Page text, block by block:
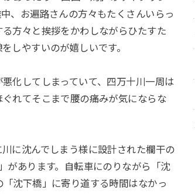
、お遍路さんの方々もたくさんいらっ
方々と挨拶をかわしながらひたすた
しやすいのが嬉しいです。
化してしまっていて、四万十川一周は
れてそこまで腰の痛みが気にならな
に沈んでしまう様に設計された欄干の
があります。自転車にのりながら「沈
沈下橋」に寄り道する時間はなかっ